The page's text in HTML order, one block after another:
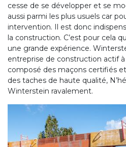
cesse de se développer et se
aussi parmi les plus usuels car
intervention. Il est donc
la construction. C’est pour cela
une grande expérience.
entreprise de construction actif
composé des maçons certifiés
des taches de haute qualité,
Winterstein ravalement.